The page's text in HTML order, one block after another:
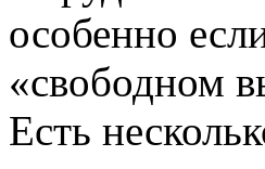
особенно
«свободном
Есть